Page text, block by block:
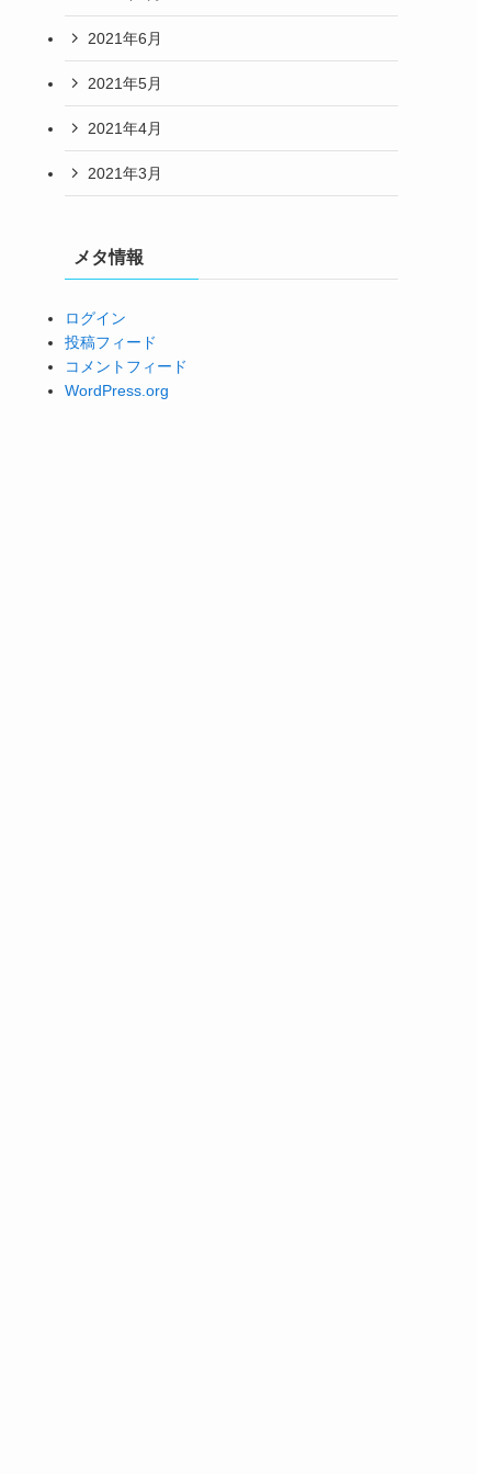
2021年6月
2021年5月
2021年4月
2021年3月
メタ情報
ログイン
投稿フィード
コメントフィード
WordPress.org